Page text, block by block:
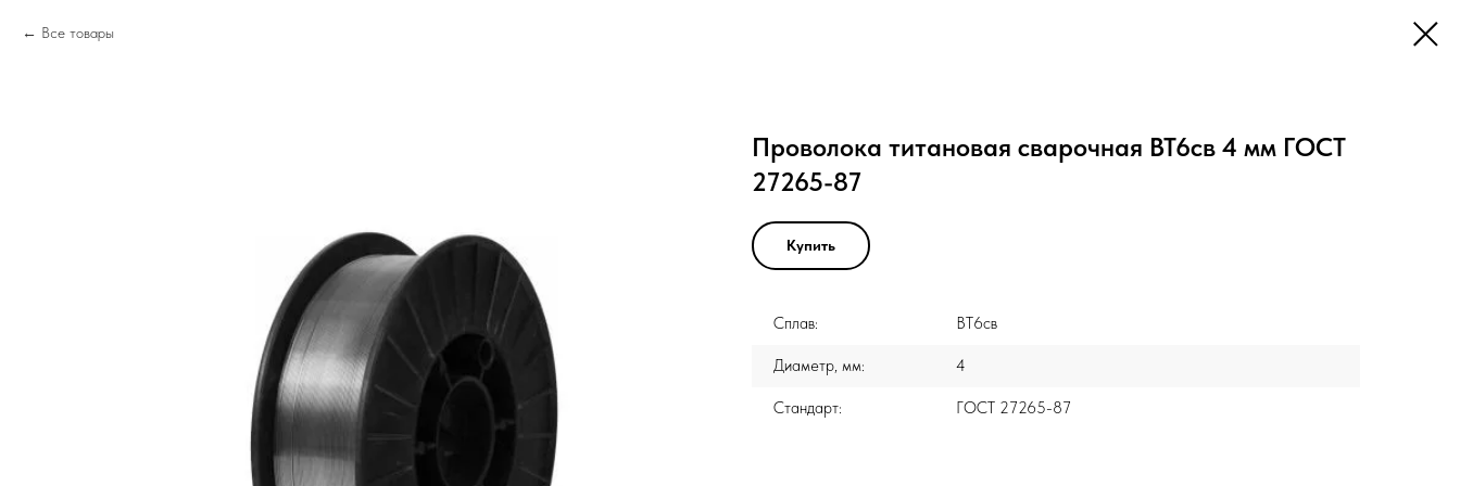
Все товары
Проволока титановая сварочная ВТ6св 4 мм ГОСТ
27265-87
Купить
Сплав: ВТ6св
Диаметр, мм: 4
Стандарт: ГОСТ 27265-87